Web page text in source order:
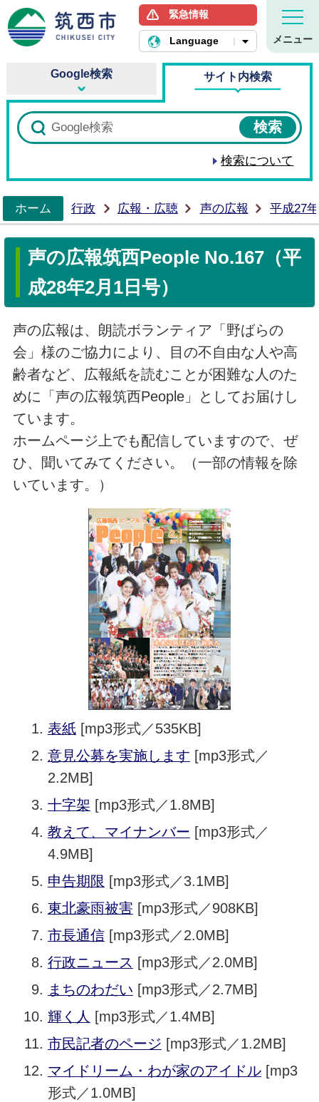
筑西市ホームページ
緊急情報
Language メニュー
Google検索 サイト内検索
検索について
ホーム
行政 広報・広聴 声の広報 平成27
声の広報筑西People No.167（平
成28年2月1日号）
声の広報は、朗読ボランティア「野ばらの
会」様のご協力により、目の不自由な人や高
齢者など、広報紙を読むことが困難な人のた
めに「声の広報筑西People」としてお届けし
ています。
ホームページ上でも配信していますので、ぜ
ひ、聞いてみてください。（一部の情報を除
いています。）
表紙[mp3形式／535KB]
意見公募を実施します [mp3形式／
2.2MB]
十字架 [mp3形式／1.8MB]
教えて、マイナンバー [mp3形式／
4.9MB]
申告期限 [mp3形式／3.1MB]
東北豪雨被害 [mp3形式／908KB]
市長通信[mp3形式／2.0MB]
行政ニュース [mp3形式／2.0MB]
まちのわだい [mp3形式／2.7MB]
輝く人 [mp3形式／1.4MB]
市民記者のページ [mp3形式／1.2MB]
マイドリーム・わが家のアイドル[mp3
形式／1.0MB]